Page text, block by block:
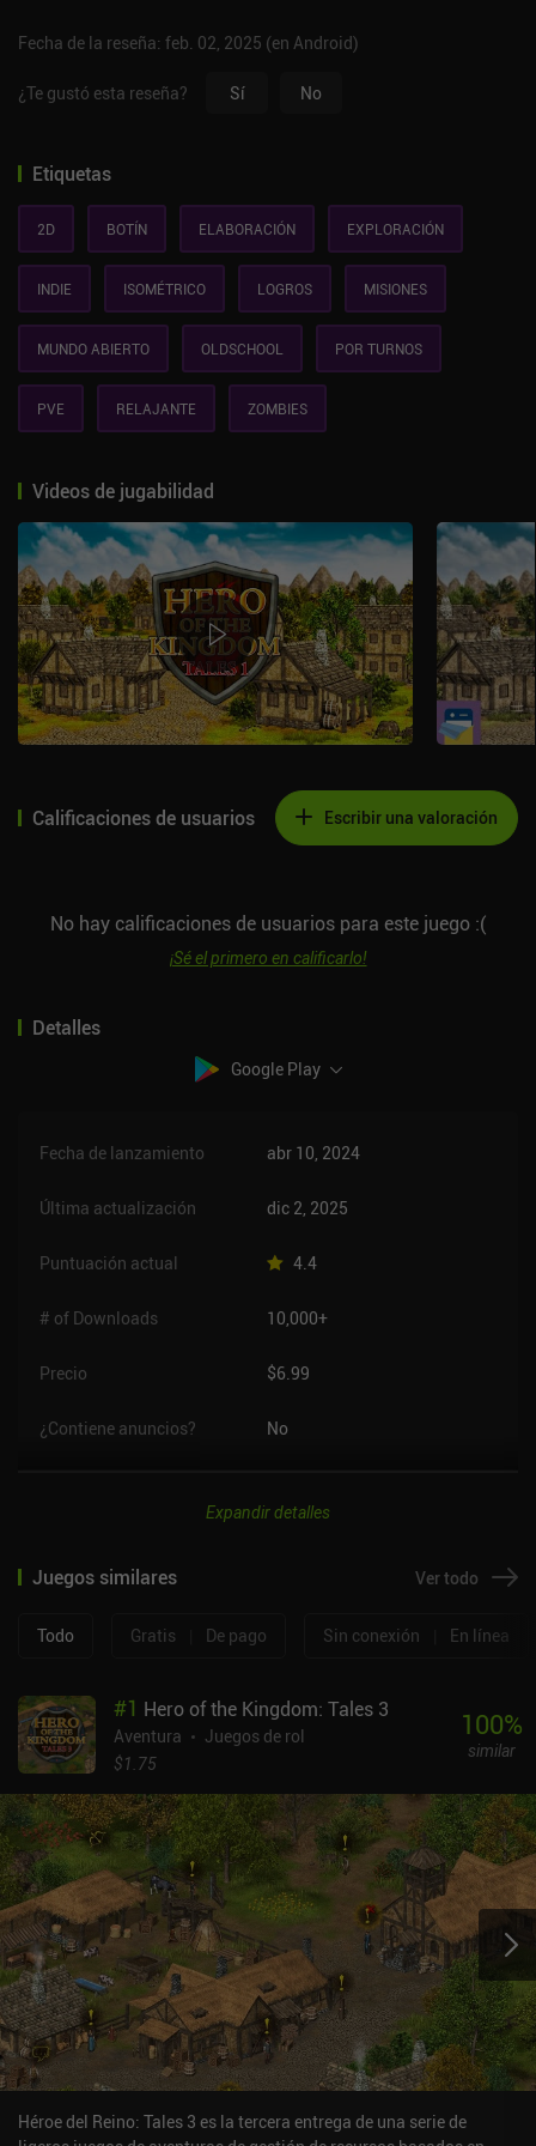
Fecha de la reseña: feb. 02, 2025 (en Android)
¿Te gustó esta reseña? Sí No
Etiquetas
2D BOTÍN ELABORACIÓN EXPLORACIÓN
INDIE ISOMÉTRICO LOGROS MISIONES
MUNDO ABIERTO OLDSCHOOL POR TURNOS
PVE RELAJANTE ZOMBIES
Videos de jugabilidad
Calificaciones de usuarios Escribir una valoración
No hay calificaciones de usuarios para este juego :(
¡Sé el primero en calificarlo!
Detalles
Google Play
Fecha de lanzamiento abr 10, 2024
Última actualización dic 2, 2025
Puntuación actual 4.4
# of Downloads 10,000+
Precio $6.99
¿Contiene anuncios? No
Expandir detalles
Juegos similares Ver todo
Todo Gratis De pago Sin conexión En línea
#1 Hero of the Kingdom: Tales 3
Aventura
Juegos de rol
$1.75
100%
similar
Héroe del Reino: Tales 3 es la tercera entrega de una serie de